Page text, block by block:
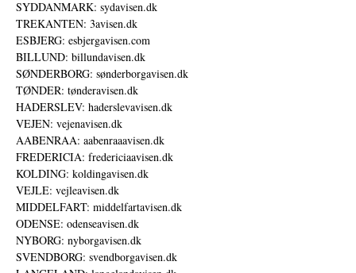
SYDDANMARK: sydavisen.dk
TREKANTEN: 3avisen.dk
ESBJERG: esbjergavisen.com
BILLUND: billundavisen.dk
SØNDERBORG: sønderborgavisen.dk
TØNDER: tønderavisen.dk
HADERSLEV: haderslevavisen.dk
VEJEN: vejenavisen.dk
AABENRAA: aabenraaavisen.dk
FREDERICIA: fredericiaavisen.dk
KOLDING: koldingavisen.dk
VEJLE: vejleavisen.dk
MIDDELFART: middelfartavisen.dk
ODENSE: odenseavisen.dk
NYBORG: nyborgavisen.dk
SVENDBORG: svendborgavisen.dk